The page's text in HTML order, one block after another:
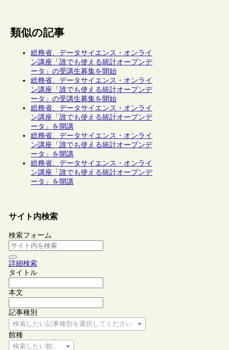
類似の記事
総務省、データサイエンス・オンライ
ン講座「誰でも使える統計オープンデ
ータ」の受講生募集を開始
総務省、データサイエンス・オンライ
ン講座「誰でも使える統計オープンデ
ータ」の受講生募集を開始
総務省、データサイエンス・オンライ
ン講座「誰でも使える統計オープンデ
ータ」を開講
総務省、データサイエンス・オンライ
ン講座「誰でも使える統計オープンデ
ータ」を開講
総務省、データサイエンス・オンライ
ン講座「誰でも使える統計オープンデ
ータ」を開講
サイト内検索
検索フォーム
詳細検索
タイトル
本文
記事種別
検索したい記事種別を選択してください
館種
検索したい館種を選択してください